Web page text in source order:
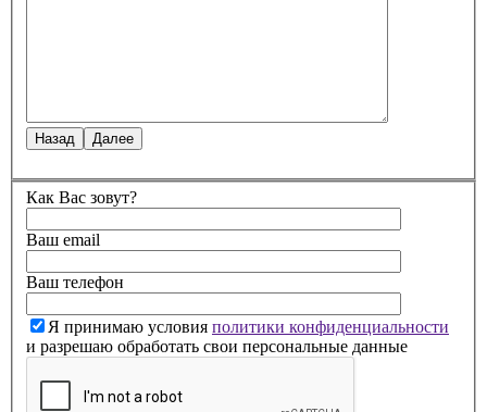
Назад Далее
Как Вас зовут?
Ваш email
Ваш телефон
Я принимаю условия политики конфиденциальности
и разрешаю обработать свои персональные данные